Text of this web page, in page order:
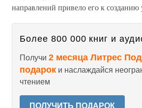
направлений привело его к созданию
Более 800 000 книг и
Получи 2 месяца Литрес
подарок и наслаждайся
чтением
ПОЛУЧИТЬ ПОДАРОК